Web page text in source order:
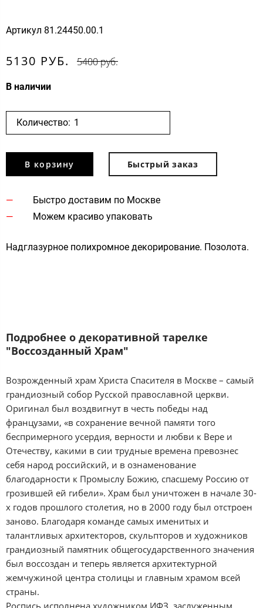
Артикул 81.24450.00.1
5130 РУБ. 5400 руб.
В наличии
Количество:
В корзину Быстрый заказ
Быстро доставим по Москве
Можем красиво упаковать
Надглазурное полихромное декорирование. Позолота.
Подробнее о декоративной тарелке
"Воссозданный Храм"
Возрожденный храм Христа Спасителя в Москве – самый
грандиозный собор Русской православной церкви.
Оригинал был воздвигнут в честь победы над
французами, «в сохранение вечной памяти того
беспримерного усердия, верности и любви к Вере и
Отечеству, какими в сии трудные времена превознес
себя народ российский, и в ознаменование
благодарности к Промыслу Божию, спасшему Россию от
грозившей ей гибели». Храм был уничтожен в начале 30-
х годов прошлого столетия, но в 2000 году был отстроен
заново. Благодаря команде самых именитых и
талантливых архитекторов, скульпторов и художников
грандиозный памятник общегосударственного значения
был воссоздан и теперь является архитектурной
жемчужиной центра столицы и главным храмом всей
страны.
Роспись исполнена художником ИФЗ, заслуженным